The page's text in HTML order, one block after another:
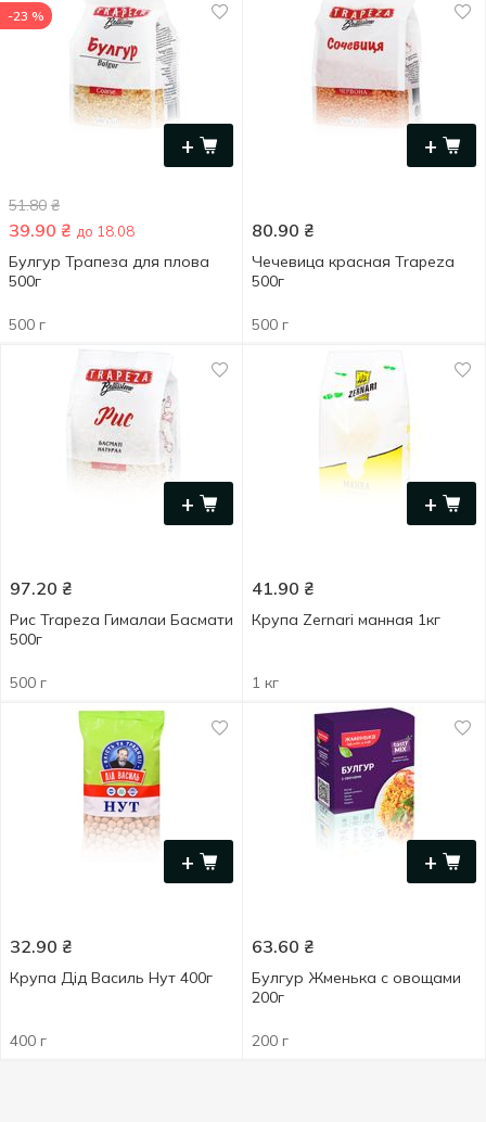
+
-23 %
51.80 ₴
39.90 ₴ до 18.08
Булгур Трапеза для плова
500г
500 г
+
80.90 ₴
Чечевица красная Trapeza
500г
500 г
+
97.20 ₴
Рис Trapeza Гималаи Басмати
500г
500 г
+
41.90 ₴
Крупа Zernari манная 1кг
1 кг
+
32.90 ₴
Крупа Дід Василь Нут 400г
400 г
+
63.60 ₴
Булгур Жменька с овощами
200г
200 г